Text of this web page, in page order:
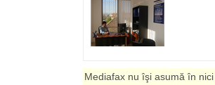
Mediafax nu îşi asumă în